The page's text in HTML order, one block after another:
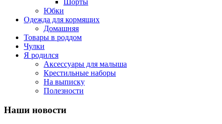
Шорты
Юбки
Одежда для кормящих
Домашняя
Товары в роддом
Чулки
Я родился
Аксессуары для малыша
Крестильные наборы
На выписку
Полезности
Наши новости